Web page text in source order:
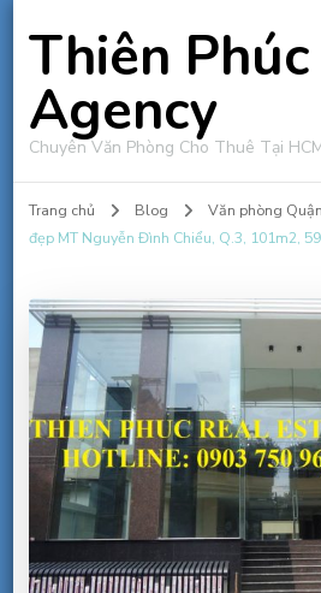
Thiên Phúc
Agency
Chuyên Văn Phòng Cho Thuê Tại
Trang chủ Blog Văn phòng
đẹp MT Nguyễn Đình Chiểu, Q.3, 101m2,